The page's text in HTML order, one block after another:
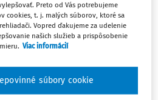
z tejto oblasti je
portálu.
prístup k odbornému
prístup na 10 dní
Preto od Vás potrebujeme
cookies, t. j. malých súborov, ktoré sa
Vopred ďakujeme za udelenie
našich služieb a prispôsobenie
Viac informácií
súbory cookie